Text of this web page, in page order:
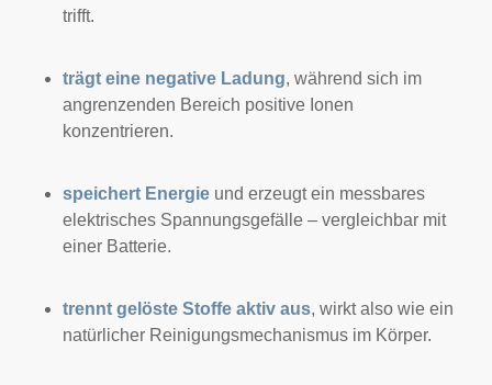
trifft.
trägt eine negative Ladung, während sich im
angrenzenden Bereich positive Ionen
konzentrieren.
speichert Energieund erzeugt ein messbares
elektrisches Spannungsgefälle – vergleichbar mit
einer Batterie.
trennt gelöste Stoffe aktiv aus, wirkt also wie ein
natürlicher Reinigungsmechanismus im Körper.